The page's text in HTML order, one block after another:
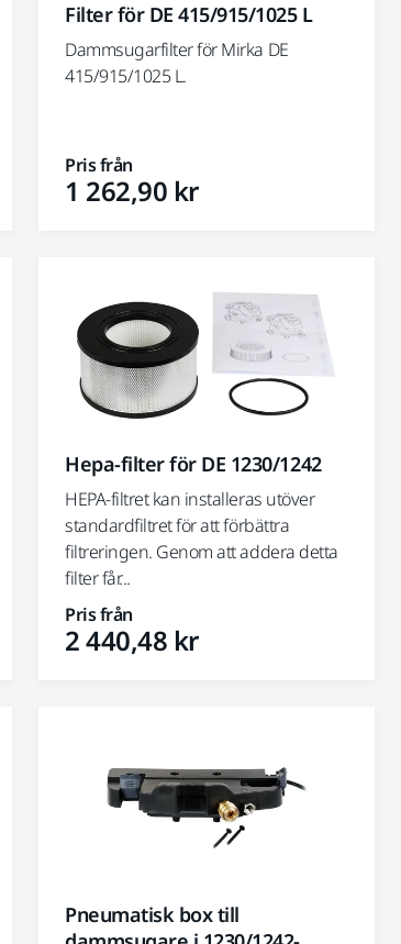
Filter för DE 415/915/1025 L
Dammsugarfilter för Mirka DE
415/915/1025 L.
Pris från
1 262,90 kr
Hepa-filter för DE 1230/1242
HEPA-filtret kan installeras utöver
standardfiltret för att förbättra
filtreringen. Genom att addera detta
filter får...
Pris från
2 440,48 kr
Pneumatisk box till